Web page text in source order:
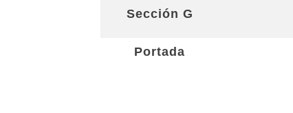
Sección G
Portada